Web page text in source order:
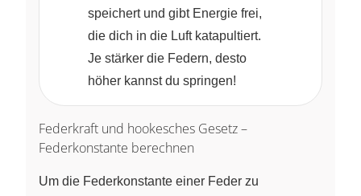
speichert und gibt Energie frei,
die dich in die Luft katapultiert.
Je stärker die Federn, desto
höher kannst du springen!
Federkraft und hookesches Gesetz –
Federkonstante berechnen
Um die Federkonstante einer Feder zu